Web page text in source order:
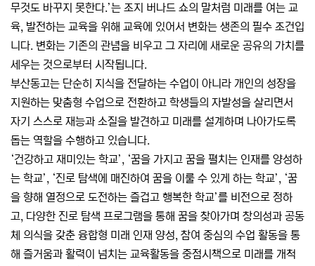
무것도 바꾸지 못한다.’는 조지 버나드 쇼의 말처럼 미래를 여는 교
육, 발전하는 교육을 위해 교육에 있어서 변화는 생존의 필수 조건입
니다. 변화는 기존의 관념을 비우고 그 자리에 새로운 공유의 가치를
세우는 것으로부터 시작됩니다.
부산동고는 단순히 지식을 전달하는 수업이 아니라 개인의 성장을
지원하는 맞춤형 수업으로 전환하고 학생들의 자발성을 살리면서
자기 스스로 재능과 소질을 발견하고 미래를 설계하며 나아가도록
돕는 역할을 수행하고 있습니다.
‘건강하고 재미있는 학교’, ‘꿈을 가지고 꿈을 펼치는 인재를 양성하
는 학교’, ‘진로 탐색에 매진하여 꿈을 이룰 수 있게 하는 학교’, ‘꿈
을 향해 열정으로 도전하는 즐겁고 행복한 학교’를 비전으로 정하
고, 다양한 진로 탐색 프로그램을 통해 꿈을 찾아가며 창의성과 공동
체 의식을 갖춘 융합형 미래 인재 양성, 참여 중심의 수업 활동을 통
해 즐거움과 활력이 넘치는 교육활동을 중점시책으로 미래를 개척